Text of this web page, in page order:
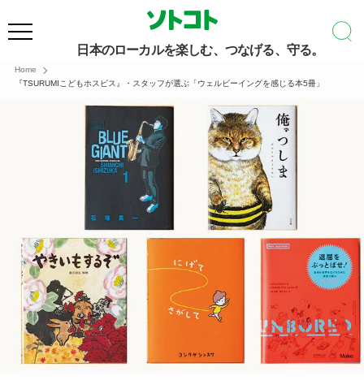
日本のローカルを楽しむ、つなげる、守る。
Home
『TSURUMIこどもホスピス』・スタッフが選ぶ「ウェルビーイングを感じる本5冊」